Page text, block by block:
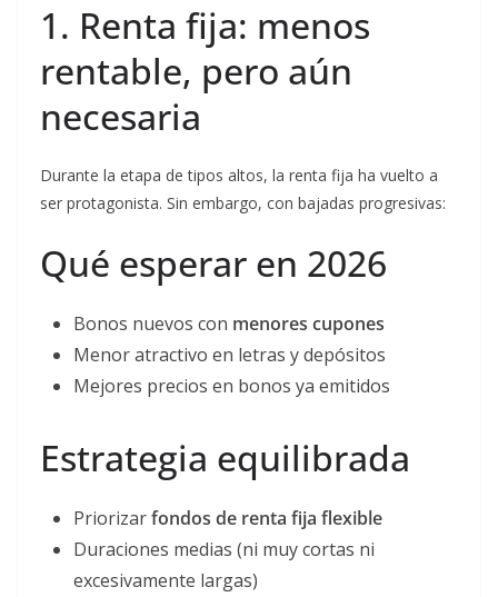
1. Renta fija: menos
rentable, pero aún
necesaria
Durante la etapa de tipos altos, la renta fija ha vuelto a
ser protagonista. Sin embargo, con bajadas progresivas:
Qué esperar en 2026
Bonos nuevos con menores cupones
Menor atractivo en letras y depósitos
Mejores precios en bonos ya emitidos
Estrategia equilibrada
Priorizarfondos de renta fija flexible
Duraciones medias (ni muy cortas ni
excesivamente largas)